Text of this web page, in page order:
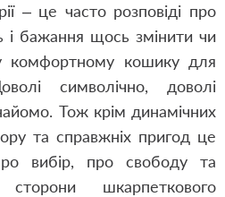
– це часто розповіді про
і бажання щось змінити чи
комфортному кошику для
символічно, доволі
Тож крім динамічних
та справжніх пригод це
вибір, про свободу та
шкарпеткового